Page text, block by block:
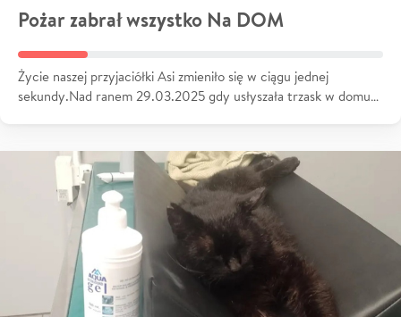
Pożar zabrał wszystko Na DOM
Życie naszej przyjaciółki Asi zmieniło się w ciągu jednej
sekundy.Nad ranem 29.03.2025 gdy usłyszała trzask w domu…